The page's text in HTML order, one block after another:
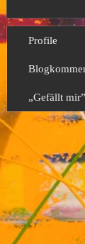
Profile
„Gefällt